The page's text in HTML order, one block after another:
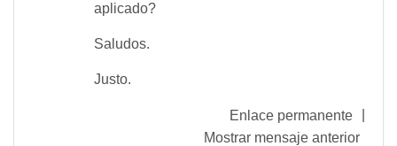
aplicado?
Saludos.
Justo.
Enlace permanente
Mostrar mensaje anterior